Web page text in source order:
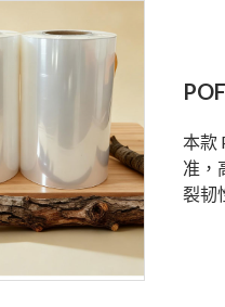
本款
准，
裂韧